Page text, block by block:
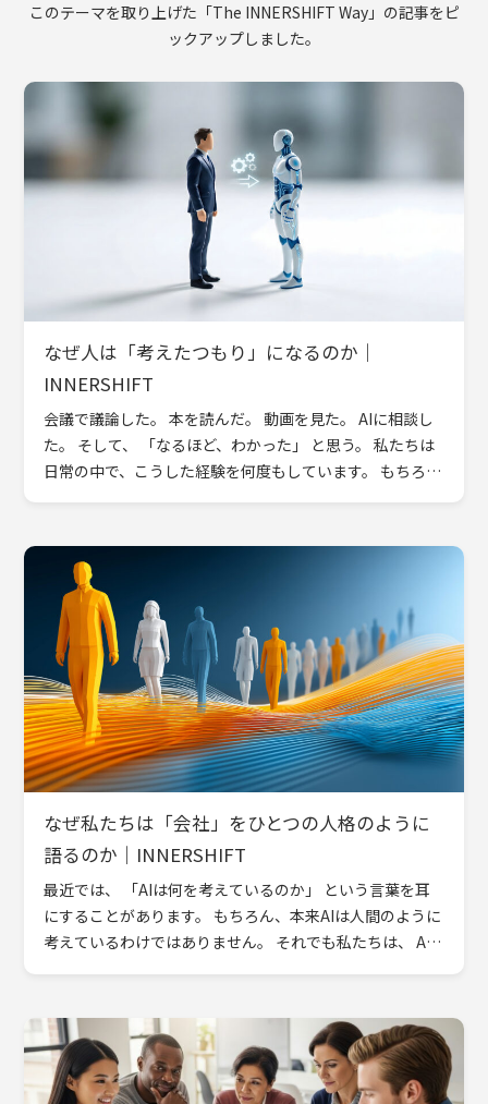
このテーマを取り上げた「The INNERSHIFT Way」の記事をピ
ックアップしました。
なぜ人は「考えたつもり」になるのか｜
INNERSHIFT
会議で議論した。 本を読んだ。 動画を見た。 AIに相談し
た。 そして、 「なるほど、わかった」 と思う。 私たちは
日常の中で、こうした経験を何度もしています。 もちろ
なぜ私たちは「会社」をひとつの人格のように
語るのか｜INNERSHIFT
最近では、 「AIは何を考えているのか」 という言葉を耳
にすることがあります。 もちろん、本来AIは人間のように
考えているわけではありません。 それでも私たちは、 AI